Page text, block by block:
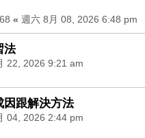
« 週六 8月 08, 2026 6:48 pm
法
22, 2026 9:21 am
因跟解決方法
04, 2026 2:44 pm